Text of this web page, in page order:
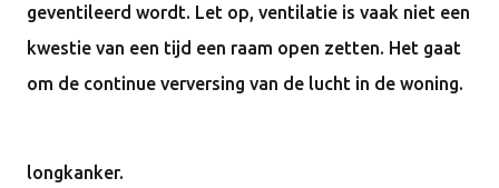
geventileerd wordt. Let op, ventilatie is vaak niet een
kwestie van een tijd een raam open zetten. Het gaat
om de continue verversing van de lucht in de woning.
longkanker.